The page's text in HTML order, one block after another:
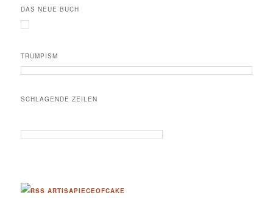
DAS NEUE BUCH
TRUMPISM
SCHLAGENDE ZEILEN
ARTISAPIECEOFCAKE